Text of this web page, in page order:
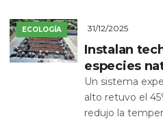
ECOLOGÍA 31/12/2025
Instalan
especies
Un sistema
alto retuvo el
redujo la